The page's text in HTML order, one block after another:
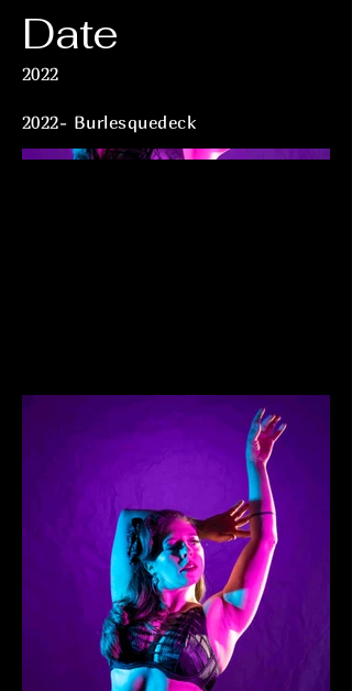
Date
2022
2022- Burlesquedeck